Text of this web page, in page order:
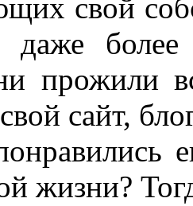
свой
даже
прожили
сайт,
жизни?